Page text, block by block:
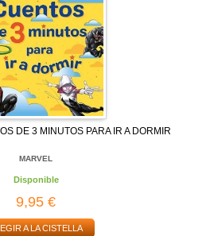
DE 3 MINUTOS PARA IR A DORMIR
MARVEL
Disponible
9,95 €
A LA CISTELLA